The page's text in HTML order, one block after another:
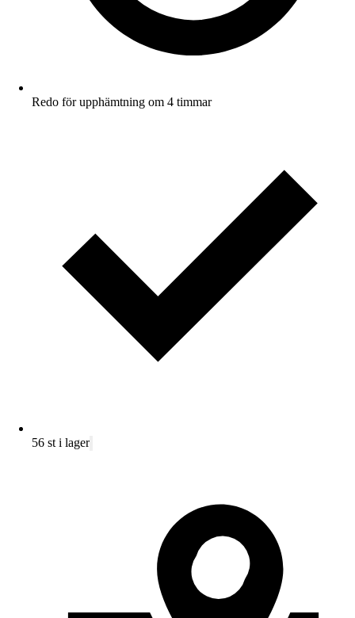
Redo för upphämtning om 4 timmar
56 st i lager